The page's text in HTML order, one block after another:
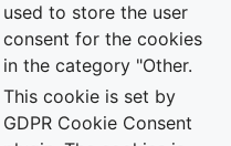
used to store the user
consent for the cookies
in the category "Other.
This cookie is set by
GDPR Cookie Consent